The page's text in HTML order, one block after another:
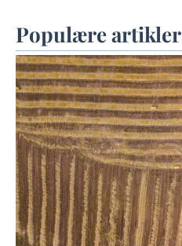
Populære artikler